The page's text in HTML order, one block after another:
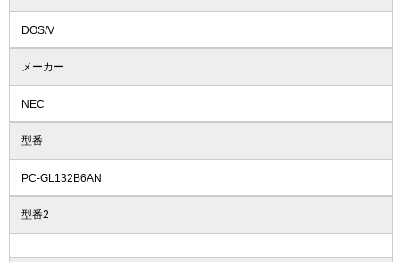
DOS/V
メーカー
NEC
型番
PC-GL132B6AN
型番2